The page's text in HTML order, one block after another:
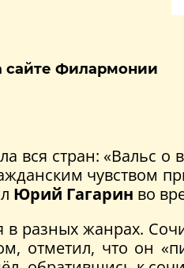
сайте Филармонии
вся стран: «Вальс о
чувством
Юрий Гагарин во
в разных жанрах.
отметил, что он